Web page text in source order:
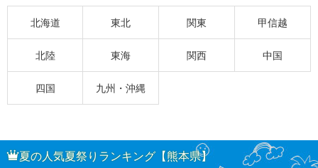
北海道 東北 関東 甲信越
北陸 東海 関西 中国
四国 九州・沖縄
夏の人気夏祭りランキング【熊本県】